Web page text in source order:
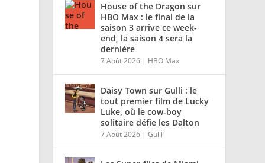
House of the Dragon sur
HBO Max : le final de la
saison 3 arrive ce week-
end, la saison 4 sera la
dernière
7 Août 2026 | HBO Max
Daisy Town sur Gulli : le
tout premier film de Lucky
Luke, où le cow-boy
solitaire défie les Dalton
7 Août 2026 |Gulli